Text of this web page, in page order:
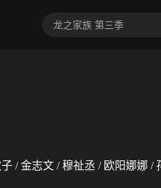
/ 金志文 / 穆祉丞 / 欧阳娜娜